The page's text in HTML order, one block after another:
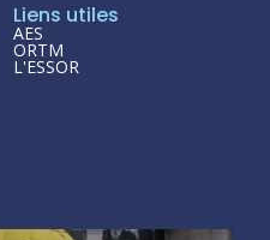
Liens utiles
AES
ORTM
L'ESSOR